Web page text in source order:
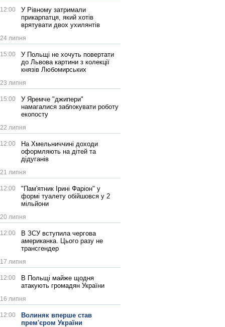
12:00
У Рівному затримали
прикарпатця, який хотів
врятувати двох ухилянтів
24 липня
15:00
У Польщі не хочуть повертати
до Львова картини з колекції
князів Любомирських
23 липня
15:00
У Яремче "джипери"
намагалися заблокувати роботу
екопосту
22 липня
12:00
На Хмельниччині доходи
оформляють на дітей та
дідуганів
21 липня
12:00
"Пам'ятник Ірині Фаріон" у
формі туалету обійшовся у 2
мільйони
20 липня
12:00
В ЗСУ вступила чергова
американка. Цього разу не
трансгендер
17 липня
12:00
В Польщі майже щодня
атакують громадян України
16 липня
12:00
Волиняк вперше став
прем'єром України